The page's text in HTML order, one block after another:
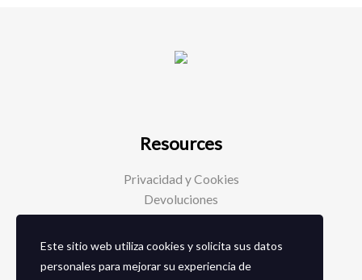
Resources
Privacidad y Cookies
Devoluciones
Social Media
Este sitio web utiliza cookies y solicita sus datos
personales para mejorar su experiencia de